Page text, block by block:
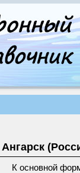
Ангарск
К основной